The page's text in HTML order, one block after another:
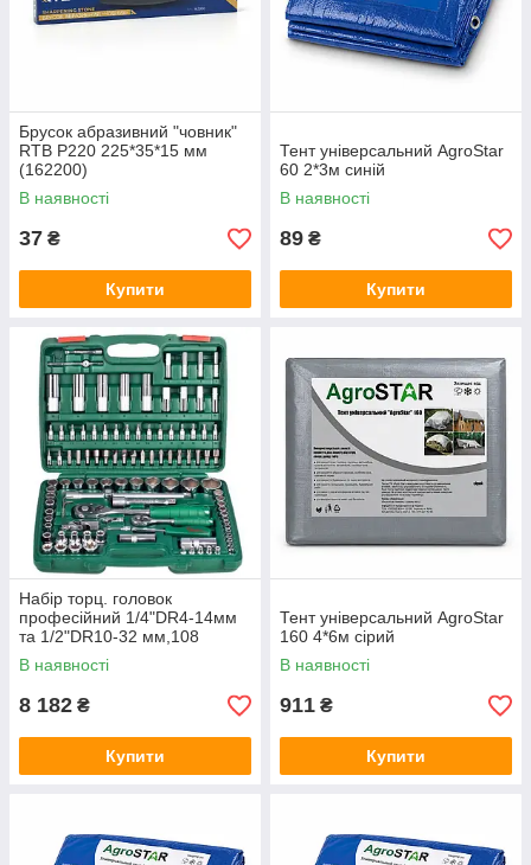
Брусок абразивний "човник"
RTB Р220 225*35*15 мм
(162200)
В наявності
37 ₴
Купити
Тент універсальний AgroStar
60 2*3м синій
В наявності
89 ₴
Купити
Набір торц. головок
професійний 1/4"DR4-14мм
та 1/2"DR10-32 мм,108
предм (TK-108) HANS
В наявності
8 182 ₴
Купити
Тент універсальний AgroStar
160 4*6м сірий
В наявності
911 ₴
Купити